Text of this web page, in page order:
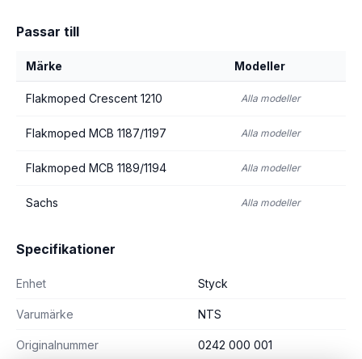
Passar till
Märke Modeller
Flakmoped Crescent 1210 Alla modeller
Flakmoped MCB 1187/1197 Alla modeller
Flakmoped MCB 1189/1194 Alla modeller
Sachs Alla modeller
Specifikationer
Enhet Styck
Varumärke NTS
Originalnummer 0242 000 001